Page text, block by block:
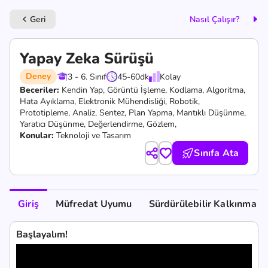
keyboard_arrow_left Geri Nasıl Çalışır?
Yapay Zeka Sürüşü
Deney 3 - 6. Sınıf 45-60dk
Kolay
Beceriler: Kendin Yap, Görüntü İşleme, Kodlama, Algoritma,
Hata Ayıklama, Elektronik Mühendisliği, Robotik,
Prototipleme, Analiz, Sentez, Plan Yapma, Mantıklı Düşünme,
Yaratıcı Düşünme, Değerlendirme, Gözlem,
Konular: Teknoloji ve Tasarım
Sınıfa Ata
Giriş Müfredat Uyumu Sürdürülebilir Kalkınma
Başlayalım!